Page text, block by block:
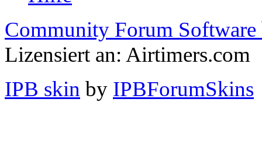
Community Forum Software
Lizensiert an: Airtimers.com
IPB skin by IPBForumSkins